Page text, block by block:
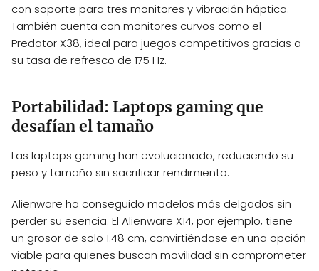
con soporte para tres monitores y vibración háptica.
También cuenta con monitores curvos como el
Predator X38, ideal para juegos competitivos gracias a
su tasa de refresco de 175 Hz.
Portabilidad: Laptops gaming que
desafían el tamaño
Las laptops gaming han evolucionado, reduciendo su
peso y tamaño sin sacrificar rendimiento.
Alienware ha conseguido modelos más delgados sin
perder su esencia. El Alienware X14, por ejemplo, tiene
un grosor de solo 1.48 cm, convirtiéndose en una opción
viable para quienes buscan movilidad sin comprometer